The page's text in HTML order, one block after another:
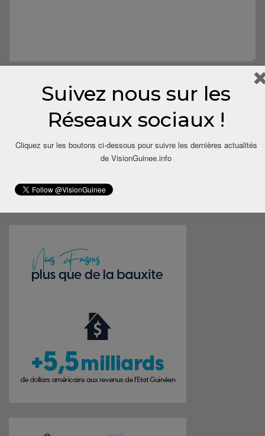
Save my name, email, and website in this browser for the next
Suivez nous sur les
Réseaux sociaux !
Cliquez sur les boutons ci-dessous pour suivre les dernières actualités
de VisionGuinee.info